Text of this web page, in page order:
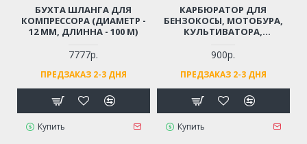
БУХТА ШЛАНГА ДЛЯ
КОМПРЕССОРА (ДИАМЕТР -
12 ММ, ДЛИННА - 100 М)
7777р.
ПРЕДЗАКАЗ 2-3 ДНЯ
Купить
КАРБЮРАТОР ДЛЯ
БЕНЗОКОСЫ, МОТОБУРА,
КУЛЬТИВАТОРА,
СМ3, 56 СМ3, 62 СМ3
(ДВИГАТЕЛЬ 1E40F, 1E44F, 2-
Х ТАКТНЫЙ)
900р.
ПРЕДЗАКАЗ 2-3 ДНЯ
Купить